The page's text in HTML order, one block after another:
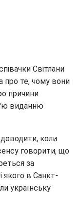
Світлани
про те, чому вони
причини
виданню
коли
говорити, що
за
якого в Санкт-
українську